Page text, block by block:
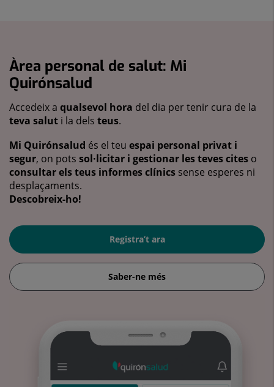
Àrea personal de salut: Mi
Quirónsalud
Accedeix a qualsevol hora del dia per tenir cura de la
teva salut i la dels teus.
Mi Quirónsalud és el teu espai personal privat i
segur, on pots sol·licitar i gestionar les teves cites o
consultar els teus informes clínics sense esperes ni
desplaçaments.
Descobreix-ho!
Registra’t ara
Saber-ne més